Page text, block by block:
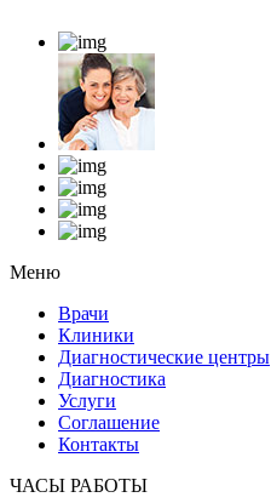
Меню
Врачи
Клиники
Диагностические центры
Диагностика
Услуги
Соглашение
Контакты
ЧАСЫ РАБОТЫ